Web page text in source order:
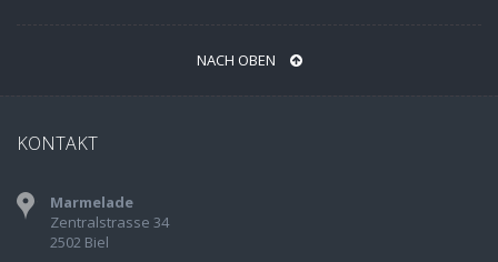
NACH OBEN
KONTAKT
Marmelade
Zentralstrasse 34
2502 Biel